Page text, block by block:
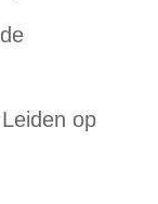
op